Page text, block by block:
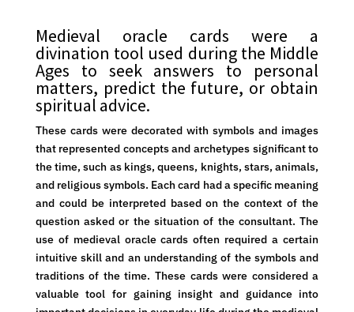
2023
Silver
Cat
Editions
quantità
Medieval oracle cards were a
divination tool used during the Middle
Ages to seek answers to personal
matters, predict the future, or obtain
spiritual advice.
These cards were decorated with symbols and images
that represented concepts and archetypes significant to
the time, such as kings, queens, knights, stars, animals,
and religious symbols. Each card had a specific meaning
and could be interpreted based on the context of the
question asked or the situation of the consultant. The
use of medieval oracle cards often required a certain
intuitive skill and an understanding of the symbols and
traditions of the time. These cards were considered a
valuable tool for gaining insight and guidance into